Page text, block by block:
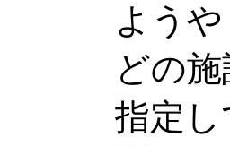
よう
どの
指定